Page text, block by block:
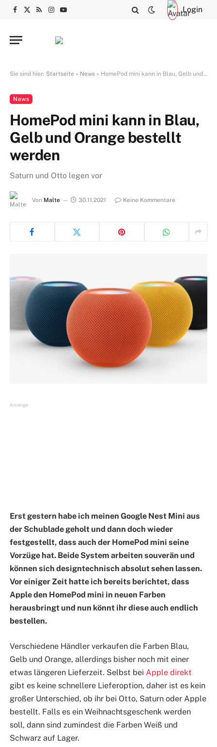
Facebook
X
RSSInstagram
YouTube Login
Sie sind hier: Startseite » News » HomePod mini kann in Blau, Gelb und Orange bestellt werden
News
HomePod mini kann in Blau,
Gelb und Orange bestellt
werden
Saturn und Otto legen vor
Von Malte 30.11.2021 Keine Kommentare
Anzeige
Erst gestern habe ich meinen Google Nest Mini aus
der Schublade geholt und dann doch wieder
festgestellt, dass auch der HomePod mini seine
Vorzüge hat. Beide System arbeiten souverän und
können sich designtechnisch absolut sehen lassen.
Vor einiger Zeit hatte ich bereits berichtet, dass
Apple den HomePod mini in neuen Farben
herausbringt und nun könnt ihr diese auch endlich
bestellen.
Verschiedene Händler verkaufen die Farben Blau,
Gelb und Orange, allerdings bisher noch mit einer
etwas längeren Lieferzeit. Selbst bei Apple direkt
gibt es keine schnellere Lieferoption, daher ist es kein
großer Unterschied, ob ihr bei Otto, Saturn oder Apple
bestellt. Falls es ein Weihnachtsgeschenk werden
soll, dann sind zumindest die Farben Weiß und
Schwarz auf Lager.